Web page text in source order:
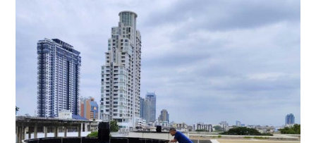
อากาศ
โรงแรม
Peninsula